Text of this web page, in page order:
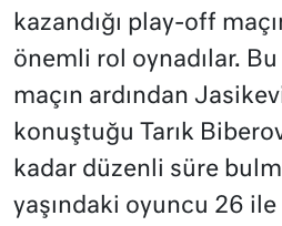
kazandığı play-off
önemli rol oynadılar.
maçın ardından
konuştuğu Tarık
kadar düzenli süre
yaşındaki oyuncu 26